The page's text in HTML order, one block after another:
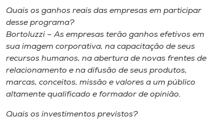
Quais os ganhos reais das empresas em participar
desse programa?
Bortoluzzi – As empresas terão ganhos efetivos em
sua imagem corporativa, na capacitação de seus
recursos humanos, na abertura de novas frentes de
relacionamento e na difusão de seus produtos,
marcas, conceitos, missão e valores a um público
altamente qualificado e formador de opinião.
Quais os investimentos previstos?